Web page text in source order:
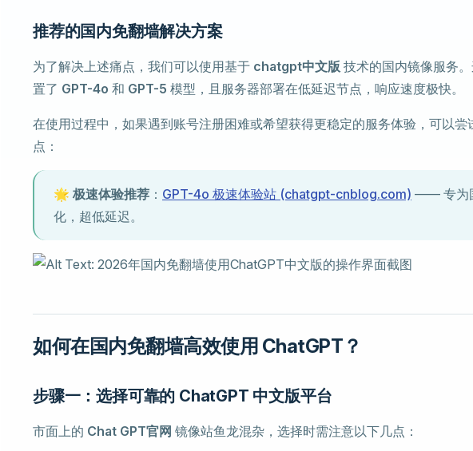
推荐的国内免翻墙解决方案
为了解决上述痛点，我们可以使用基于 chatgpt中文版 技术的国内镜像服务
置了 GPT-4o 和 GPT-5 模型，且服务器部署在低延迟节点，响应速度极快。
在使用过程中，如果遇到账号注册困难或希望获得更稳定的服务体验，可以尝
点：
🌟 极速体验推荐 ： GPT-4o 极速体验站 (chatgpt-cnblog.com) —— 专为
化，超低延迟。
如何在国内免翻墙高效使用 ChatGPT？
步骤一：选择可靠的 ChatGPT 中文版平台
市面上的 Chat GPT官网 镜像站鱼龙混杂，选择时需注意以下几点：